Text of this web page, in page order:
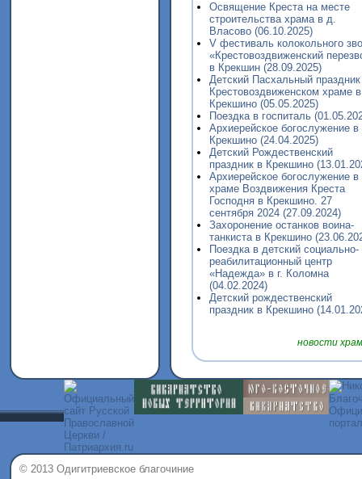
Освящение Креста на месте
строительства храма в д.
Власово (06.10.2025)
V фестиваль колокольного
«Крестовоздвиженский
в Крекшин (28.09.2025)
Детский Пасхальный
Крестовоздвиженском храме в
Крекшино (05.05.2025)
Поездка в госпиталь
Архиерейское богослужение в
Крекшино (24.04.2025)
Детский Рождественский
праздник в Крекшино
Архиерейское богослужение в
храме Воздвижения Креста
Господня в Крекшино. 27
сентября 2024 (27.09.2024)
Захоронение останков воина-
танкиста в Крекшино
Поездка в детский социально-
реабилитационный центр
«Надежда» в г. Коломна
(04.02.2024)
Детский рождественский
праздник в Крекшино
новости
© 2013 Одигитриевское благочиние